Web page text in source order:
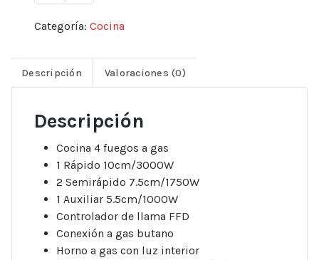
Categoría: Cocina
Descripción Valoraciones (0)
Descripción
Cocina 4 fuegos a gas
1 Rápido 10cm/3000W
2 Semirápido 7.5cm/1750W
1 Auxiliar 5.5cm/1000W
Controlador de llama FFD
Conexión a gas butano
Horno a gas con luz interior